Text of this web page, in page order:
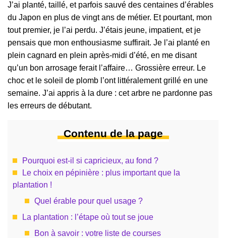
J’ai planté, taillé, et parfois sauvé des centaines d’érables
du Japon en plus de vingt ans de métier. Et pourtant, mon
tout premier, je l’ai perdu. J’étais jeune, impatient, et je
pensais que mon enthousiasme suffirait. Je l’ai planté en
plein cagnard en plein après-midi d’été, en me disant
qu’un bon arrosage ferait l’affaire… Grossière erreur. Le
choc et le soleil de plomb l’ont littéralement grillé en une
semaine. J’ai appris à la dure : cet arbre ne pardonne pas
les erreurs de débutant.
Contenu de la page
Pourquoi est-il si capricieux, au fond ?
Le choix en pépinière : plus important que la
plantation !
Quel érable pour quel usage ?
La plantation : l’étape où tout se joue
Bon à savoir : votre liste de courses